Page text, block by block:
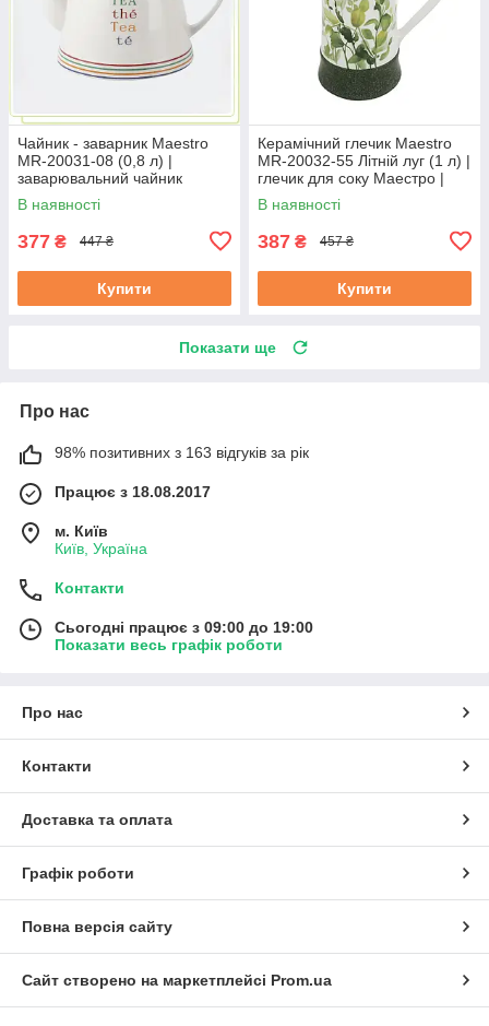
Чайник - заварник Maestro
MR-20031-08 (0,8 л) |
заварювальний чайник
Маестро | керамічний чайник
Маестро
В наявності
377 ₴ 447 ₴
Купити
Керамічний глечик Maestro
MR-20032-55 Літній луг (1 л) |
глечик для соку Маестро |
ємність для води Маестро
В наявності
387 ₴ 457 ₴
Купити
Показати ще
Про нас
98% позитивних з 163 відгуків за рік
Працює з 18.08.2017
м. Київ
Київ, Україна
Контакти
Сьогодні працює з 09:00 до 19:00
Показати весь графік роботи
Про нас
Контакти
Доставка та оплата
Графік роботи
Повна версія сайту
Сайт створено на маркетплейсі Prom.ua